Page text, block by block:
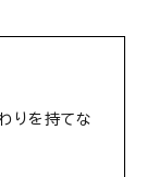
りを持てな